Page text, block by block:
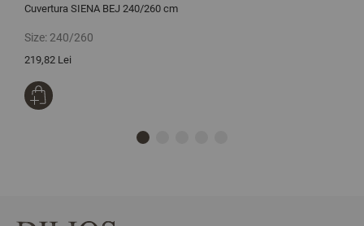
Cuvertura SIENA BEJ 240/260 cm
Size: 240/260
219,82 Lei